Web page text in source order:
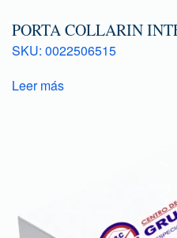
PORTA COLLARIN
SKU: 0022506515
Leer más